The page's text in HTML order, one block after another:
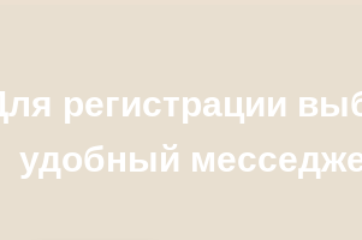
регистрации
удобный